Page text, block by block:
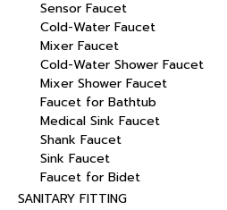
Sensor Faucet
Cold-Water Faucet
Mixer Faucet
Cold-Water Shower Faucet
Mixer Shower Faucet
Faucet for Bathtub
Medical Sink Faucet
Shank Faucet
Sink Faucet
Faucet for Bidet
SANITARY FITTING